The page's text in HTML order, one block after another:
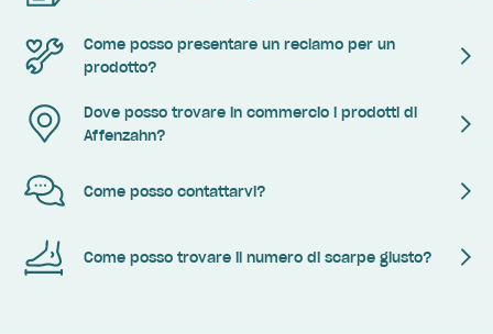
Come posso presentare un reclamo per un
prodotto?
Dove posso trovare in commercio i prodotti di
Affenzahn?
Come posso contattarvi?
Come posso trovare il numero di scarpe giusto?